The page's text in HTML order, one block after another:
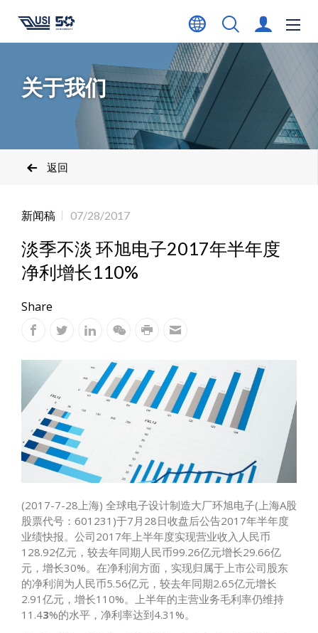
关于我们
返回
新闻稿 07/28/2017
淡季不淡 环旭电子2017年半年度
净利增长110%
Share
(2017-7-28上海) 全球电子设计制造大厂环旭电子(上海A股
股票代号：601231)于7月28日收盘后公告2017年半年度
业绩快报。公司2017年上半年度实现营业收入人民币
128.92亿元，较去年同期人民币99.26亿元增长29.66亿
元，增长30%。在净利润方面，实现归属于上市公司股东
的净利润为人民币5.56亿元，较去年同期2.65亿元增长
2.91亿元，增长110%。上半年的主营业务毛利率仍维持
11.43%的水平，净利率达到4.31%。